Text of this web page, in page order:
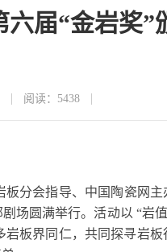
届“金岩奖”
阅读：5438
分会指导、中国陶瓷网
场圆满举行。活动以 “岩
板界同仁，共同探寻岩板